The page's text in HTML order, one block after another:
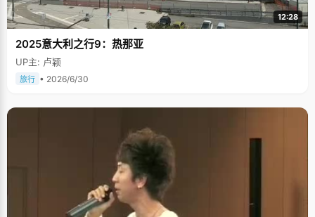
12:28
2025意大利之行9：热那亚
UP主: 卢颖
旅行 • 2026/6/30